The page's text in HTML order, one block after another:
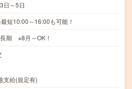
日～5日
短10:00～16:00も可能！
長期 ※8月～OK！
支給(規定有)